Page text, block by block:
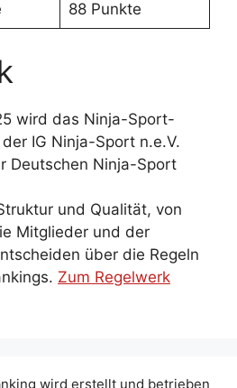
88 Punkte
wird das Ninja-Sport-
IG Ninja-Sport n.e.V.
Deutschen Ninja-Sport
und Qualität, von
Mitglieder und der
über die Regeln
Zum Regelwerk
wird erstellt und betrieben